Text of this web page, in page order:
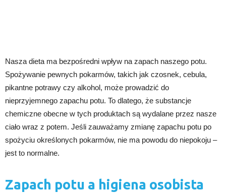
Nasza dieta ma bezpośredni wpływ na zapach naszego potu.
Spożywanie pewnych pokarmów, takich jak czosnek, cebula,
pikantne potrawy czy alkohol, może prowadzić do
nieprzyjemnego zapachu potu. To dlatego, że substancje
chemiczne obecne w tych produktach są wydalane przez nasze
ciało wraz z potem. Jeśli zauważamy zmianę zapachu potu po
spożyciu określonych pokarmów, nie ma powodu do niepokoju –
jest to normalne.
Zapach potu a higiena osobista